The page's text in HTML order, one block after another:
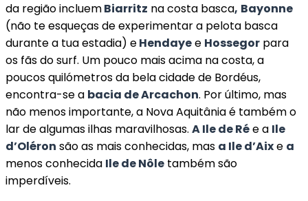
da região incluemBiarritz na costa basca, Bayonne
(não te esqueças de experimentar a pelota basca
durante a tua estadia) eHendayee Hossegor para
os fãs do surf. Um pouco mais acima na costa, a
poucos quilómetros da bela cidade de Bordéus,
encontra-se a bacia de Arcachon. Por último, mas
não menos importante, a Nova Aquitânia é também o
lar de algumas ilhas maravilhosas. A Ile de Rée a Ile
d’Oléron são as mais conhecidas, mas a Ile d’Aixe a
menos conhecida Ile de Nôle também são
imperdíveis.